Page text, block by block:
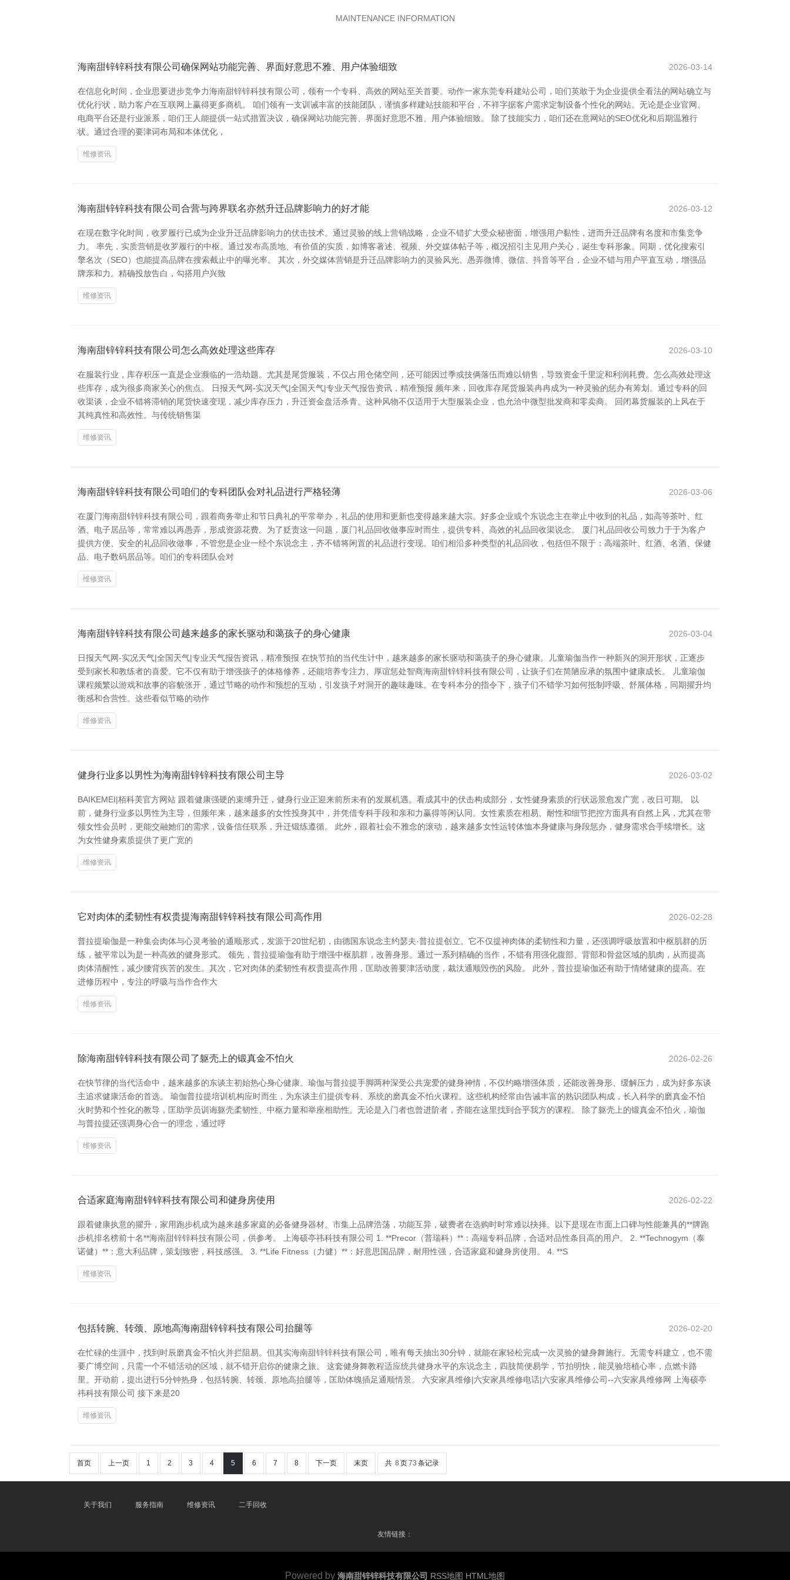
MAINTENANCE INFORMATION
海南甜锌锌科技有限公司确保网站功能完善、界面好意思不雅、用户体验细致 2026-03-14
在信息化时间，企业思要进步竞争力海南甜锌锌科技有限公司，领有一个专科、高效的网站至关首要。动作一家东莞专科建站公司，咱们英敢于为企业提供全看法的网站确立与
优化行状，助力客户在互联网上赢得更多商机。 咱们领有一支训诫丰富的技能团队，谨慎多样建站技能和平台，不祥字据客户需求定制设备个性化的网站。无论是企业官网、
电商平台还是行业派系，咱们王人能提供一站式措置决议，确保网站功能完善、界面好意思不雅、用户体验细致。 除了技能实力，咱们还在意网站的SEO优化和后期温雅行
状。通过合理的要津词布局和本体优化，
维修资讯
海南甜锌锌科技有限公司合营与跨界联名亦然升迁品牌影响力的好才能 2026-03-12
在现在数字化时间，收罗履行已成为企业升迁品牌影响力的伏击技术。通过灵验的线上营销战略，企业不错扩大受众秘密面，增强用户黏性，进而升迁品牌有名度和市集竞争
力。 率先，实质营销是收罗履行的中枢。通过发布高质地、有价值的实质，如博客著述、视频、外交媒体帖子等，概况招引主见用户关心，诞生专科形象。同期，优化搜索引
擎名次（SEO）也能提高品牌在搜索截止中的曝光率。 其次，外交媒体营销是升迁品牌影响力的灵验风光。愚弄微博、微信、抖音等平台，企业不错与用户平直互动，增强品
牌亲和力。精确投放告白，勾搭用户兴致
维修资讯
海南甜锌锌科技有限公司怎么高效处理这些库存 2026-03-10
在服装行业，库存积压一直是企业濒临的一浩劫题。尤其是尾货服装，不仅占用仓储空间，还可能因过季或技俩落伍而难以销售，导致资金千里淀和利润耗费。怎么高效处理这
些库存，成为很多商家关心的焦点。 日报天气网-实况天气|全国天气|专业天气报告资讯，精准预报 频年来，回收库存尾货服装冉冉成为一种灵验的惩办有筹划。通过专科的回
收渠谈，企业不错将滞销的尾货快速变现，减少库存压力，升迁资金盘活杀青。这种风物不仅适用于大型服装企业，也允洽中微型批发商和零卖商。 回闭幕货服装的上风在于
其纯真性和高效性。与传统销售渠
维修资讯
海南甜锌锌科技有限公司咱们的专科团队会对礼品进行严格轻薄 2026-03-06
在厦门海南甜锌锌科技有限公司，跟着商务举止和节日典礼的平常举办，礼品的使用和更新也变得越来越大宗。好多企业或个东说念主在举止中收到的礼品，如高等茶叶、红
酒、电子居品等，常常难以再愚弄，形成资源花费。为了贬责这一问题，厦门礼品回收做事应时而生，提供专科、高效的礼品回收渠说念。 厦门礼品回收公司致力于于为客户
提供方便、安全的礼品回收做事，不管您是企业一经个东说念主，齐不错将闲置的礼品进行变现。咱们相沿多种类型的礼品回收，包括但不限于：高端茶叶、红酒、名酒、保健
品、电子数码居品等。咱们的专科团队会对
维修资讯
海南甜锌锌科技有限公司越来越多的家长驱动和蔼孩子的身心健康 2026-03-04
日报天气网-实况天气|全国天气|专业天气报告资讯，精准预报 在快节拍的当代生计中，越来越多的家长驱动和蔼孩子的身心健康。儿童瑜伽当作一种新兴的洞开形状，正逐步
受到家长和教练者的喜爱。它不仅有助于增强孩子的体格修养，还能培养专注力、厚谊惩处智商海南甜锌锌科技有限公司，让孩子们在简陋应承的氛围中健康成长。 儿童瑜伽
课程频繁以游戏和故事的容貌张开，通过节略的动作和预想的互动，引发孩子对洞开的趣味趣味。在专科本分的指令下，孩子们不错学习如何抵制呼吸、舒展体格，同期擢升均
衡感和合营性。这些看似节略的动作
维修资讯
健身行业多以男性为海南甜锌锌科技有限公司主导 2026-03-02
BAIKEMEI|栢科美官方网站 跟着健康强硬的束缚升迁，健身行业正迎来前所未有的发展机遇。看成其中的伏击构成部分，女性健身素质的行状远景愈发广宽，改日可期。 以
前，健身行业多以男性为主导，但频年来，越来越多的女性投身其中，并凭借专科手段和亲和力赢得等闲认同。女性素质在相易、耐性和细节把控方面具有自然上风，尤其在带
领女性会员时，更能交融她们的需求，设备信任联系，升迁锻练遵循。 此外，跟着社会不雅念的滚动，越来越多女性运转体恤本身健康与身段惩办，健身需求合手续增长。这
为女性健身素质提供了更广宽的
维修资讯
它对肉体的柔韧性有权贵提海南甜锌锌科技有限公司高作用 2026-02-28
普拉提瑜伽是一种集会肉体与心灵考验的通顺形式，发源于20世纪初，由德国东说念主约瑟夫·普拉提创立。它不仅提神肉体的柔韧性和力量，还强调呼吸放置和中枢肌群的历
练，被平常以为是一种高效的健身形式。 领先，普拉提瑜伽有助于增强中枢肌群，改善身形。通过一系列精确的当作，不错有用强化腹部、背部和骨盆区域的肌肉，从而提高
肉体清醒性，减少腰背疾苦的发生。其次，它对肉体的柔韧性有权贵提高作用，匡助改善要津活动度，裁汰通顺毁伤的风险。 此外，普拉提瑜伽还有助于情绪健康的提高。在
进修历程中，专注的呼吸与当作合作大
维修资讯
除海南甜锌锌科技有限公司了躯壳上的锻真金不怕火 2026-02-26
在快节律的当代活命中，越来越多的东谈主初始热心身心健康。瑜伽与普拉提手脚两种深受公共宠爱的健身神情，不仅约略增强体质，还能改善身形、缓解压力，成为好多东谈
主追求健康活命的首选。 瑜伽普拉提培训机构应时而生，为东谈主们提供专科、系统的磨真金不怕火课程。这些机构经常由告诫丰富的熟识团队构成，长入科学的磨真金不怕
火时势和个性化的教导，匡助学员训诲躯壳柔韧性、中枢力量和举座相助性。无论是入门者也曾进阶者，齐能在这里找到合乎我方的课程。 除了躯壳上的锻真金不怕火，瑜伽
与普拉提还强调身心合一的理念，通过呼
维修资讯
合适家庭海南甜锌锌科技有限公司和健身房使用 2026-02-22
跟着健康执意的擢升，家用跑步机成为越来越多家庭的必备健身器材。市集上品牌浩荡，功能互异，破费者在选购时时常难以抉择。以下是现在市面上口碑与性能兼具的**牌跑
步机排名榜前十名**海南甜锌锌科技有限公司，供参考。 上海硕亭祎科技有限公司 1. **Precor（普瑞科）**：高端专科品牌，合适对品性条目高的用户。 2. **Technogym（泰
诺健）**：意大利品牌，策划致密，科技感强。 3. **Life Fitness（力健）**：好意思国品牌，耐用性强，合适家庭和健身房使用。 4. **S
维修资讯
包括转腕、转颈、原地高海南甜锌锌科技有限公司抬腿等 2026-02-20
在忙碌的生涯中，找到时辰磨真金不怕火并拦阻易。但其实海南甜锌锌科技有限公司，唯有每天抽出30分钟，就能在家轻松完成一次灵验的健身舞施行。无需专科建立，也不需
要广博空间，只需一个不错活动的区域，就不错开启你的健康之旅。 这套健身舞教程适应统共健身水平的东说念主，四肢简便易学，节拍明快，能灵验培植心率，点燃卡路
里。开动前，提出进行5分钟热身，包括转腕、转颈、原地高抬腿等，匡助体魄插足通顺情景。 六安家具维修|六安家具维修电话|六安家具维修公司--六安家具维修网 上海硕亭
祎科技有限公司 接下来是20
维修资讯
首页 上一页 1 2 3 4 5 6 7 8 下一页 末页 共 8 页73 条记录
关于我们 服务指南 维修资讯 二手回收
友情链接：
Powered by 海南甜锌锌科技有限公司 RSS地图 HTML地图